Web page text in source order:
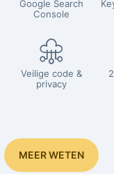
Google Search
Console
Veilige code &
privacy
MEER WETEN